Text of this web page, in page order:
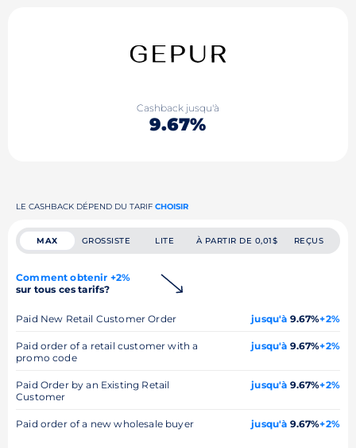
Cashback jusqu'à
9.67%
LE CASHBACK DÉPEND DU TARIF CHOISIR
MAX GROSSISTE LITE À PARTIR DE 0,01$ REÇUS
Comment obtenir +2%
sur tous ces tarifs?
Paid New Retail Customer Order jusqu'à 9.67%+2%
Paid order of a retail customer with a
promo code
jusqu'à 9.67%+2%
Paid Order by an Existing Retail
Customer
jusqu'à 9.67%+2%
Paid order of a new wholesale buyer jusqu'à 9.67%+2%